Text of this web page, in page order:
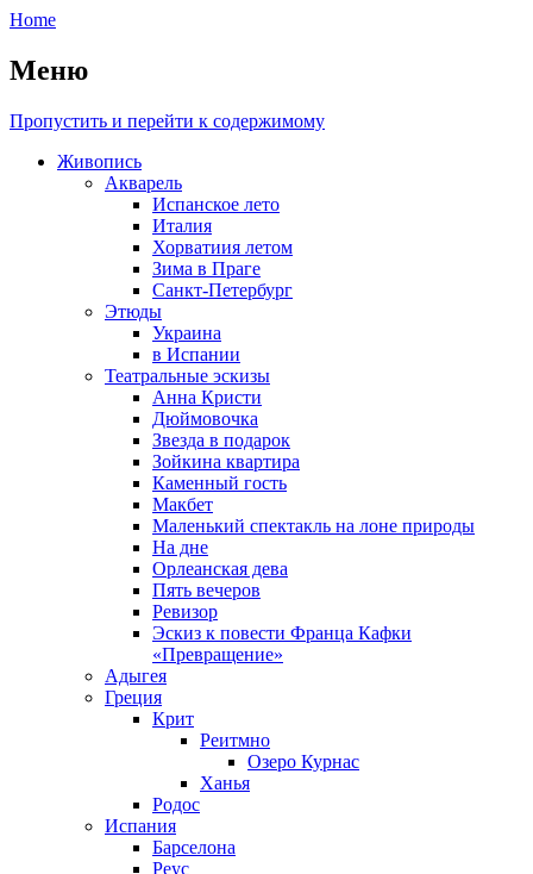
Home
Меню
Пропустить и перейти к содержимому
Живопись
Акварель
Испанское лето
Италия
Хорватиия летом
Зима в Праге
Санкт-Петербург
Этюды
Украина
в Испании
Театральные эскизы
Анна Кристи
Дюймовочка
Звезда в подарок
Зойкина квартира
Каменный гость
Макбет
Маленький спектакль на лоне природы
На дне
Орлеанская дева
Пять вечеров
Ревизор
Эскиз к повести Франца Кафки
«Превращение»
Адыгея
Греция
Крит
Реитмно
Озеро Курнас
Ханья
Родос
Испания
Барселона
Реус